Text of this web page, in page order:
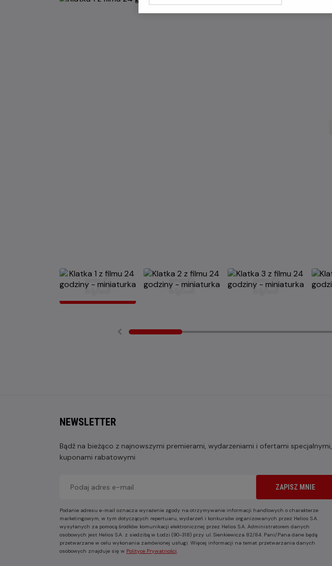
NEWSLETTER
Bądź na bieżąco z najnowszymi premierami, wydarzeniami i ofertami specjalnymi,
kuponami rabatowymi
ZAPISZ MNIE
Podanie adresu e-mail oznacza wyrażenie zgody na otrzymywanie informacji handlowych o charakterze
marketingowym, w tym dotyczących repertuaru, wydarzeń i konkursów organizowanych przez Helios S.A.
wysyłanych za pomocą środków komunikacji elektronicznej przez Helios S.A. Administratorem danych
osobowych jest Helios S.A. z siedzibą w Łodzi (90-318) przy ul. Sienkiewicza 82/84. Pani/Pana dane będą
przetwarzane w celu wykonania zamówionej usługi. Więcej informacji na temat przetwarzania danych
osobowych znajduje się w Polityce Prywatności.